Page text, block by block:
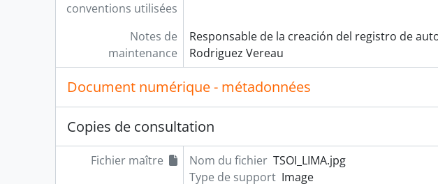
conventions utilisées
Notes de
maintenance
Responsable de la creación del registro de
Rodriguez Vereau
Document numérique - métadonnées
Copies de consultation
Fichier maître Nom du fichier TSOI_LIMA.jpg
Type de support Image